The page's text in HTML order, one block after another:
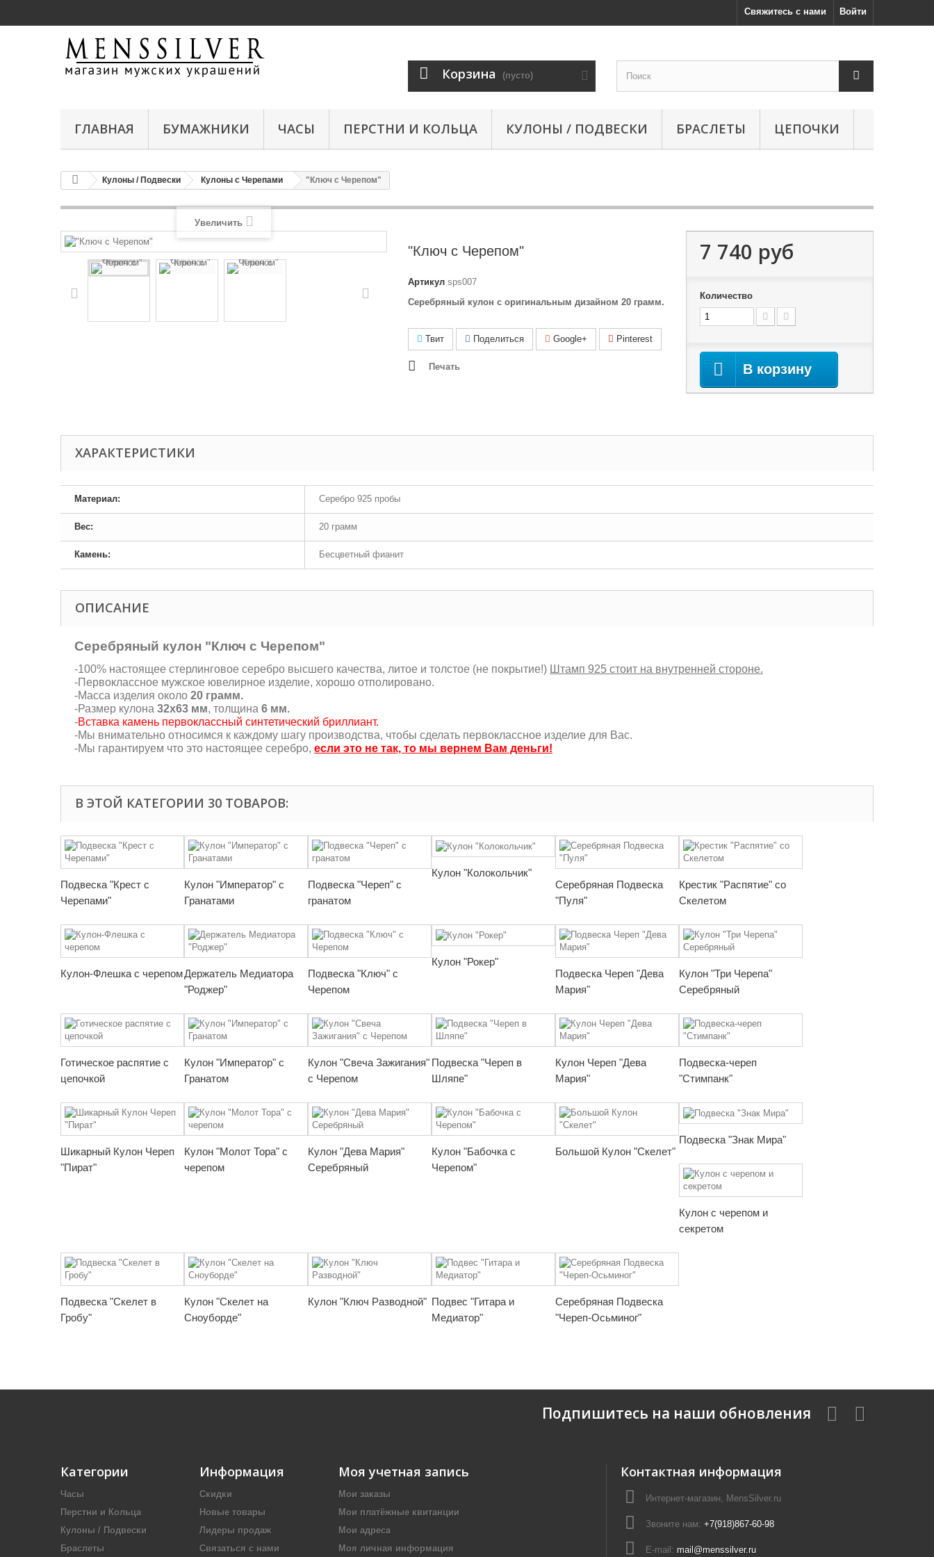
Войти
Свяжитесь с нами
Корзина (пусто)
ГЛАВНАЯ БУМАЖНИКИ ЧАСЫ ПЕРСТНИ И КОЛЬЦА КУЛОНЫ / ПОДВЕСКИ БРАСЛЕТЫ ЦЕПОЧКИ
Кулоны / Подвески Кулоны с Черепами "Ключ с Черепом"
Увеличить
"Ключ с Черепом"
Артикул sps007
Серебряный кулон с оригинальным дизайном 20 грамм.
Твит Поделиться Google+ Pinterest
Печать
7 740 руб
Количество
В корзину
ХАРАКТЕРИСТИКИ
Материал: Серебро 925 пробы
Вес: 20 грамм
Камень: Бесцветный фианит
ОПИСАНИЕ
Серебряный кулон "Ключ с Черепом"
-100% настоящее стерлинговое серебро высшего качества, литое и толстое (не покрытие!) Штамп 925 стоит на внутренней стороне.
-Первоклассное мужское ювелирное изделие, хорошо отполировано.
-Масса изделия около 20 грамм.
-Размер кулона 32х63 мм, толщина 6 мм.
-Вставка камень первоклассный синтетический бриллиант.
-Мы внимательно относимся к каждому шагу производства, чтобы сделать первоклассное изделие для Вас.
-Мы гарантируем что это настоящее серебро, если это не так, то мы вернем Вам деньги!
В ЭТОЙ КАТЕГОРИИ 30 ТОВАРОВ:
Подвеска "Крест с
Черепами"
Кулон "Император" с
Гранатами
Подвеска "Череп" с
гранатом
Кулон "Колокольчик"
Серебряная Подвеска
"Пуля"
Крестик "Распятие" со
Скелетом
Кулон-Флешка с черепомДержатель Медиатора
"Роджер"
Подвеска "Ключ" с
Черепом
Кулон "Рокер"
Подвеска Череп "Дева
Мария"
Кулон "Три Черепа"
Серебряный
Готическое распятие с
цепочкой
Кулон "Император" с
Гранатом
Кулон "Свеча Зажигания"
с Черепом
Подвеска "Череп в
Шляпе"
Кулон Череп "Дева
Мария"
Подвеска-череп
"Стимпанк"
Шикарный Кулон Череп
"Пират"
Кулон "Молот Тора" с
черепом
Кулон "Дева Мария"
Серебряный
Кулон "Бабочка с
Черепом"
Большой Кулон "Скелет"
Подвеска "Знак Мира"
Кулон с черепом и
секретом
Подвеска "Скелет в
Гробу"
Кулон "Скелет на
Сноуборде"
Кулон "Ключ Разводной" Подвес "Гитара и
Медиатор"
Серебряная Подвеска
"Череп-Осьминог"
Подпишитесь на наши обновления
Категории
Часы
Перстни и Кольца
Кулоны / Подвески
Браслеты
Информация
Скидки
Новые товары
Лидеры продаж
Связаться с нами
Моя учетная запись
Мои заказы
Мои платёжные квитанции
Мои адреса
Моя личная информация
Контактная информация
Интернет-магазин, MensSilver.ru
Звоните нам: +7(918)867-60-98
E-mail: mail@menssilver.ru